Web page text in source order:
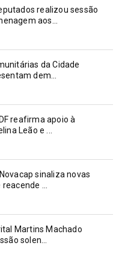
realizou sessão
aos...
da Cidade
dem...
reafirma apoio à
Leão e ...
sinaliza novas
...
Martins Machado
solen...